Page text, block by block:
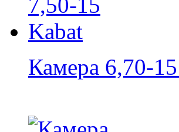
Камера 6,70-